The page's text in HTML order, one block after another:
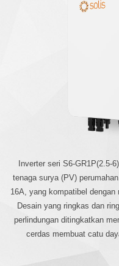
Inverter seri S6-GR1P(2.5-
tenaga surya (PV)
16A, yang kompatibel
Desain yang ringkas dan
perlindungan ditingkatkan
cerdas membuat catu